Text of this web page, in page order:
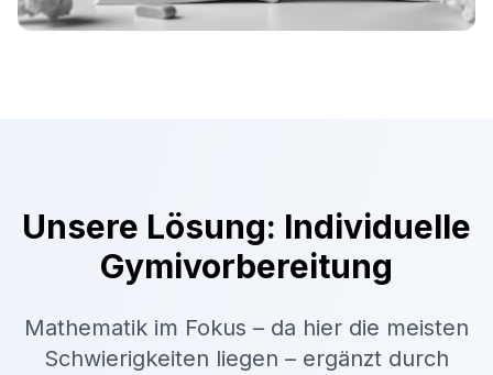
Unsere Lösung: Individuelle
Gymivorbereitung
Mathematik im Fokus – da hier die meisten
Schwierigkeiten liegen – ergänzt durch